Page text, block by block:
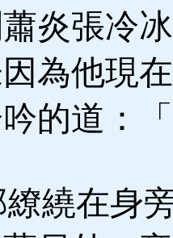
炎張冷
為他現
的道：
繞在身